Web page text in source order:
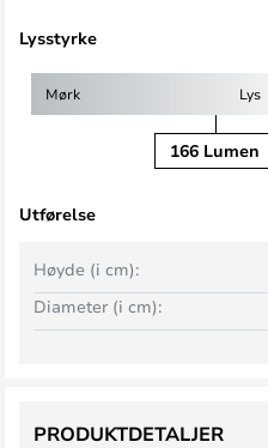
Lysstyrke
Mørk Lys
166 Lumen
Utførelse
Høyde (i cm):
Diameter (i cm):
PRODUKTDETALJER